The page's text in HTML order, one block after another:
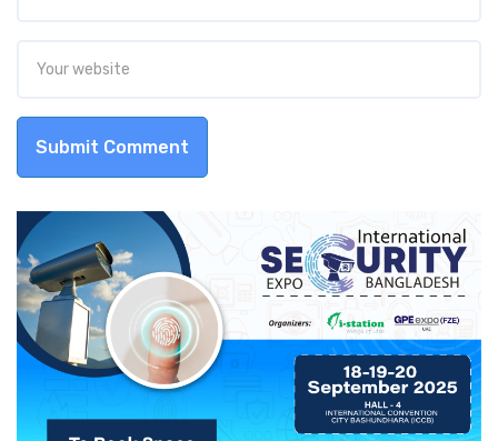
Submit Comment